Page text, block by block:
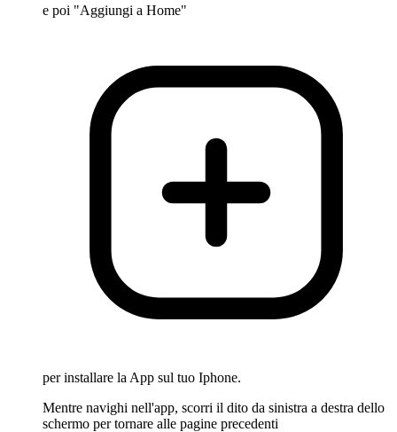
e poi "Aggiungi a Home"
per installare la App sul tuo Iphone.
Mentre navighi nell'app, scorri il dito da sinistra a destra dello
schermo per tornare alle pagine precedenti